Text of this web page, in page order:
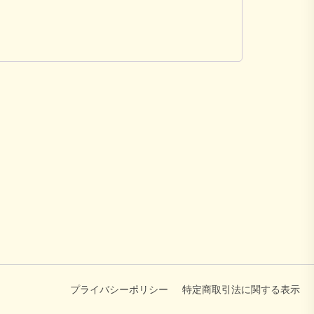
特定商取引法に関する表示
プライバシーポリシー